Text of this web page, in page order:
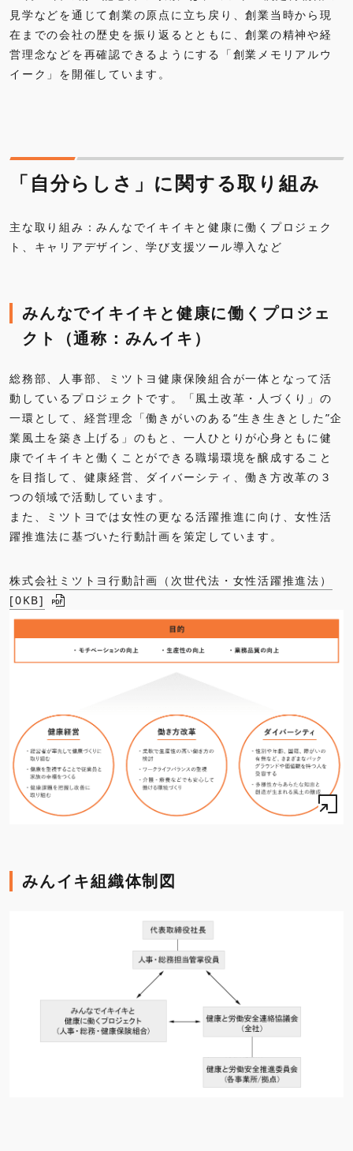
見学などを通じて創業の原点に立ち戻り、創業当時から現
在までの会社の歴史を振り返るとともに、創業の精神や経
営理念などを再確認できるようにする「創業メモリアルウ
イーク」を開催しています。
「自分らしさ」に関する取り組み
主な取り組み：みんなでイキイキと健康に働くプロジェク
ト、キャリアデザイン、学び支援ツール導入など
みんなでイキイキと健康に働くプロジェ
クト（通称：みんイキ）
総務部、人事部、ミツトヨ健康保険組合が一体となって活
動しているプロジェクトです。「風土改革・人づくり」の
一環として、経営理念「働きがいのある“生き生きとした”企
業風土を築き上げる」のもと、一人ひとりが心身ともに健
康でイキイキと働くことができる職場環境を醸成すること
を目指して、健康経営、ダイバーシティ、働き方改革の３
つの領域で活動しています。
また、ミツトヨでは女性の更なる活躍推進に向け、女性活
躍推進法に基づいた行動計画を策定しています。
株式会社ミツトヨ行動計画（次世代法・女性活躍推進法）
[0KB]
みんイキ組織体制図